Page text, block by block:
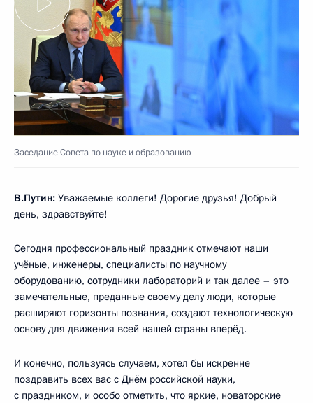
Заседание Совета по науке и образованию
В.Путин: Уважаемые коллеги! Дорогие друзья! Добрый
день, здравствуйте!
Сегодня профессиональный праздник отмечают наши
учёные, инженеры, специалисты по научному
оборудованию, сотрудники лабораторий и так далее – это
замечательные, преданные своему делу люди, которые
расширяют горизонты познания, создают технологическую
основу для движения всей нашей страны вперёд.
И конечно, пользуясь случаем, хотел бы искренне
поздравить всех вас с Днём российской науки,
с праздником, и особо отметить, что яркие, новаторские